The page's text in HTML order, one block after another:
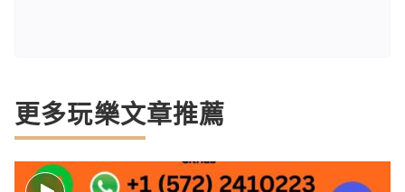
更多玩樂文章推薦